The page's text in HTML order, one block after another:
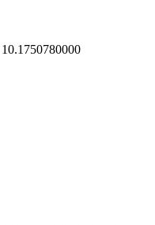
10.1750780000